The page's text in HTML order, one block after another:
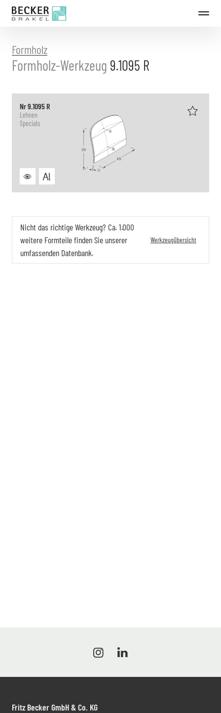
Direkt
Formholz
Formholz-Werkzeug 9.1095 R
Nr 9.1095 R
Lehnen
Specials
Nicht das richtige Werkzeug? Ca. 1.000
weitere Formteile finden Sie unserer
umfassenden Datenbank.
Werkzeugübersicht
Fritz Becker GmbH & Co. KG